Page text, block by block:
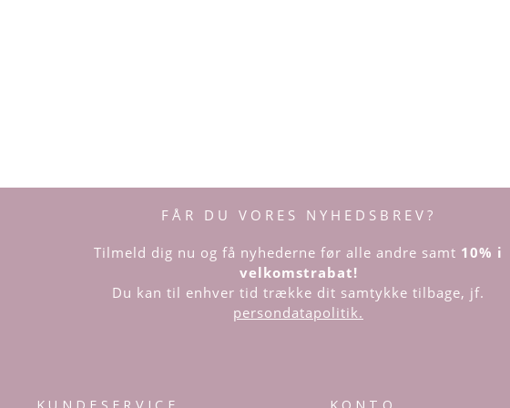
FÅR DU VORES NYHEDSBREV?
Tilmeld dig nu og få nyhederne før alle andre samt 10% i
velkomstrabat!
Du kan til enhver tid trække dit samtykke tilbage, jf.
persondatapolitik.
KUNDESERVICE KONTO